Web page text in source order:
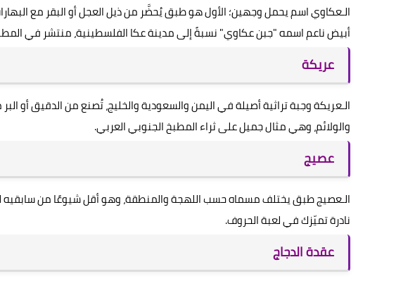
الـعكاوي اسم يحمل وجهين؛ الأول هو طبق يُحضَّر من ذيل العجل أو البقر مع
أبيض ناعم اسمه "جبن عكاوي" نسبةً إلى مدينة عكا الفلسطينية، منتشر في
عريكة
الـعريكة وجبة تراثية أصيلة في اليمن والسعودية والخليج، تُصنع من الدقيق أو
والولائم، وهي مثال جميل على ثراء المطبخ الجنوبي العربي.
عصيج
الـعصيج طبق يختلف مسماه حسب اللهجة والمنطقة، وهو أقل شيوعًا من سابقيه
نادرة تميّزك في لعبة الحروف.
عقدة الدجاج